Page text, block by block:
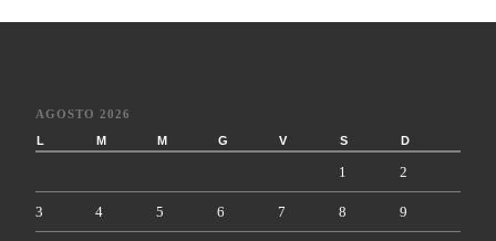
AGOSTO 2026
L
M M G V S D
1 2
3 4 5 6 7 8 9